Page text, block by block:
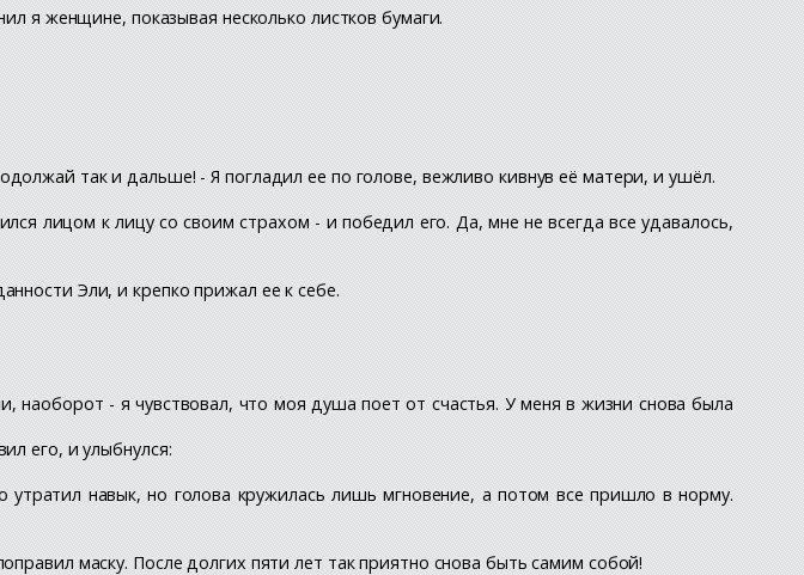
я женщине, показывая несколько листков бумаги.
так и дальше! - Я погладил ее по голове, вежливо кивнув её матери, и ушёл.
лицом к лицу со своим страхом - и победил его. Да, мне не всегда все удавалось,
Эли, и крепко прижал ее к себе.
наоборот - я чувствовал, что моя душа поет от счастья. У меня в жизни снова была
его, и улыбнулся:
навык, но голова кружилась лишь мгновение, а потом все пришло в норму.
маску. После долгих пяти лет так приятно снова быть самим собой!